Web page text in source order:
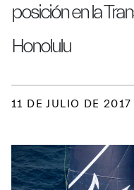
posición en la
Honolulu
11 DE JULIO DE 2017